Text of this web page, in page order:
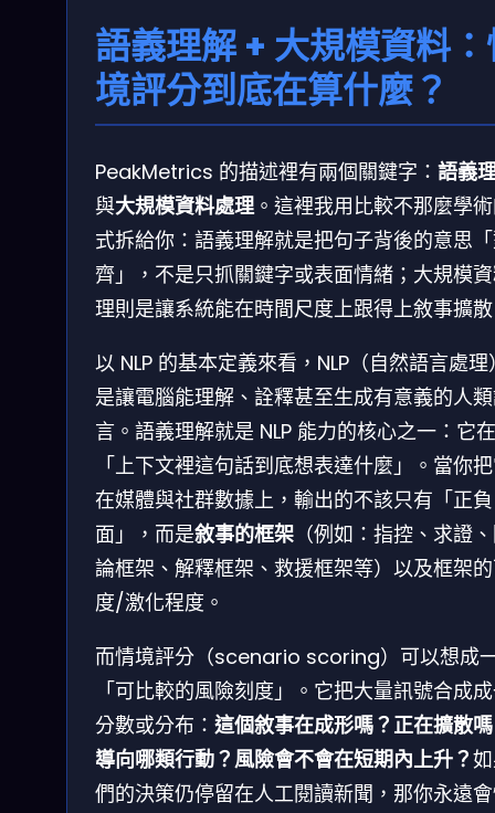
語義理解 + 大規模資料
境評分到底在算什麼？
PeakMetrics 的描述裡有兩個關鍵字： 語義
與大規模資料處理。這裡我用比較不那麼學
式拆給你：語義理解就是把句子背後的意思
齊」，不是只抓關鍵字或表面情緒；大規模
理則是讓系統能在時間尺度上跟得上敘事擴
以 NLP 的基本定義來看，NLP（自然語言處理
是讓電腦能理解、詮釋甚至生成有意義的人
言。語義理解就是 NLP 能力的核心之一：它
「上下文裡這句話到底想表達什麼」。當你
在媒體與社群數據上，輸出的不該只有「正負
面」，而是敘事的框架 （例如：指控、求證
論框架、解釋框架、救援框架等）以及框架
度/激化程度。
而情境評分（scenario scoring）可以想成
「可比較的風險刻度」。它把大量訊號合成
分數或分布： 這個敘事在成形嗎？正在擴散
導向哪類行動？風險會不會在短期內上升？
們的決策仍停留在人工閱讀新聞，那你永遠